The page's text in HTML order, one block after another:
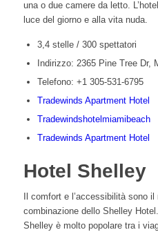
una o due camere da letto.
luce del giorno e alla vita nuda.
3,4 stelle / 300 spettatori
Indirizzo: 2365 Pine Tree Dr,
Telefono: +1 305-531-6795
Tradewinds Apartment Hotel
Tradewindshotelmiamibeach
Tradewinds Apartment Hotel
Hotel Shelley
Il comfort e l’accessibilità sono il
combinazione dello Shelley
Shelley è molto popolare tra i